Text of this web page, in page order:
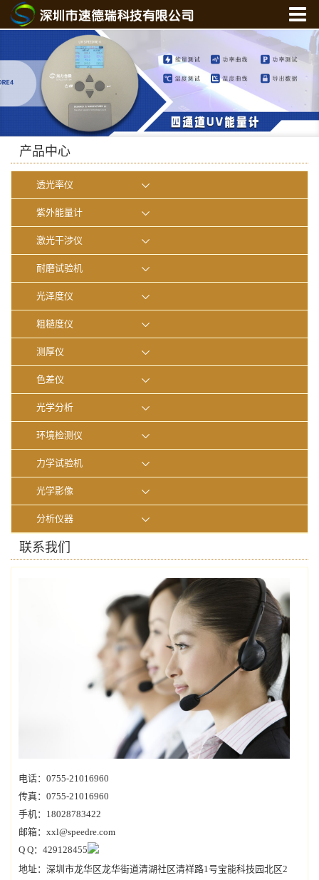
关于我们
产品中心
新闻中心
光学实验室
产品中心
透光率仪
紫外能量计
激光干涉仪
耐磨试验机
光泽度仪
粗糙度仪
测厚仪
色差仪
光学分析
环境检测仪
力学试验机
光学影像
分析仪器
联系我们
电话：0755-21016960
传真：0755-21016960
手机：18028783422
邮箱：xxl@speedre.com
Q Q：429128455
地址：深圳市龙华区龙华街道清湖社区清祥路1号宝能科技园北区2